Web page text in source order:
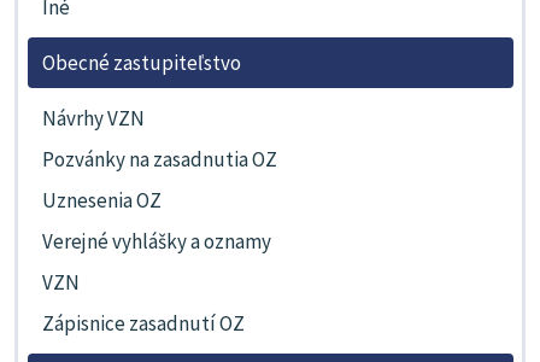
Iné
Obecné zastupiteľstvo
Návrhy VZN
Pozvánky na zasadnutia OZ
Uznesenia OZ
Verejné vyhlášky a oznamy
VZN
Zápisnice zasadnutí OZ